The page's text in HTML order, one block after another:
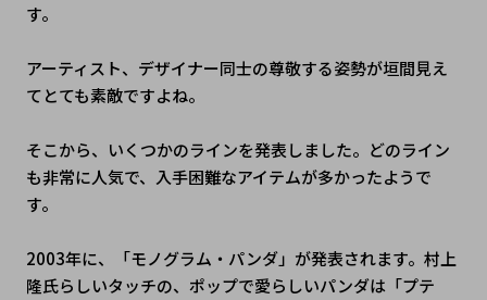
す。
アーティスト、デザイナー同士の尊敬する姿勢が垣間見え
てとても素敵ですよね。
そこから、いくつかのラインを発表しました。どのライン
も非常に人気で、入手困難なアイテムが多かったようで
す。
2003年に、「モノグラム・パンダ」が発表されます。村上
隆氏らしいタッチの、ポップで愛らしいパンダは「プテ